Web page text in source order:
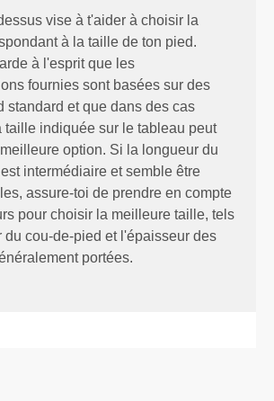
vise à t'aider à choisir la
à la taille de ton pied.
à l'esprit que les
fournies sont basées sur des
standard et que dans des cas
taille indiquée sur le tableau peut
option. Si la longueur du
intermédiaire et semble être
assure-toi de prendre en compte
pour choisir la meilleure taille, tels
du cou-de-pied et l'épaisseur des
portées.